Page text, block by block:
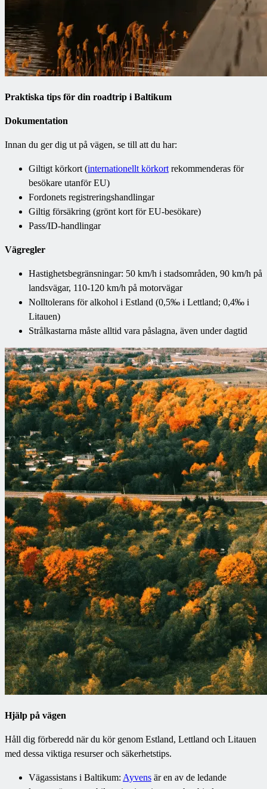
Praktiska tips för din roadtrip i Baltikum
Dokumentation
Innan du ger dig ut på vägen, se till att du har:
Giltigt körkort (internationellt körkort rekommenderas för
besökare utanför EU)
Fordonets registreringshandlingar
Giltig försäkring (grönt kort för EU-besökare)
Pass/ID-handlingar
Vägregler
Hastighetsbegränsningar: 50 km/h i stadsområden, 90 km/h på
landsvägar, 110-120 km/h på motorvägar
Nolltolerans för alkohol i Estland (0,5‰ i Lettland; 0,4‰ i
Litauen)
Strålkastarna måste alltid vara påslagna, även under dagtid
Hjälp på vägen
Håll dig förberedd när du kör genom Estland, Lettland och Litauen
med dessa viktiga resurser och säkerhetstips.
Vägassistans i Baltikum: Ayvens är en av de ledande